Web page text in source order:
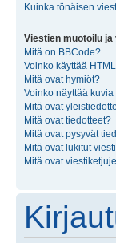
Kuinka tönäisen
Viestien muotoilu
Mitä on BBCode?
Voinko käyttää
Mitä ovat hymiöt?
Voinko näyttää
Mitä ovat
Mitä ovat tiedotteet?
Mitä ovat pysyvät
Mitä ovat lukitut
Mitä ovat